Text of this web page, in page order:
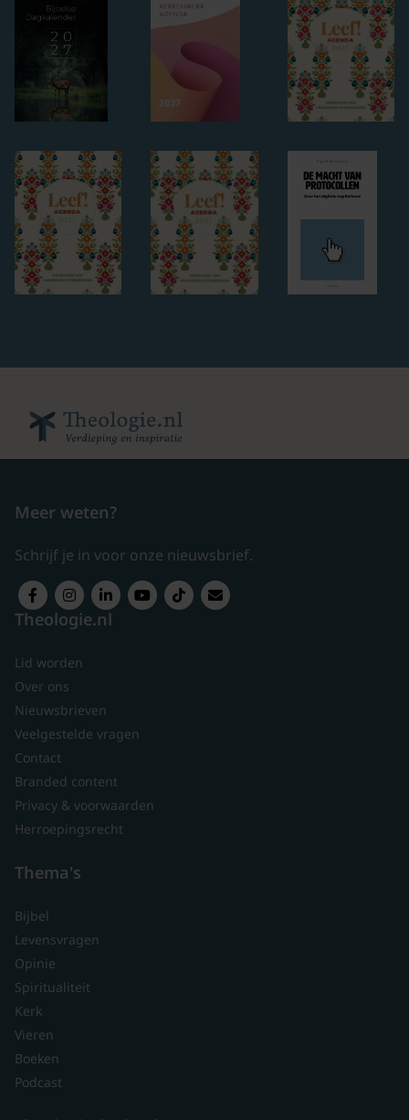
Meer weten?
Schrijf je in voor onze nieuwsbrief.
Theologie.nl
Lid worden
Over ons
Nieuwsbrieven
Veelgestelde vragen
Contact
Branded content
Privacy & voorwaarden
Herroepingsrecht
Thema's
Bijbel
Levensvragen
Opinie
Spiritualiteit
Kerk
Vieren
Boeken
Podcast